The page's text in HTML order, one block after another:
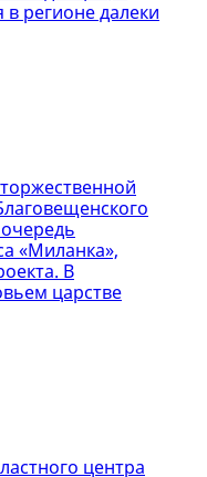
регионе далеки
«Миланка»,
В
царстве
центра